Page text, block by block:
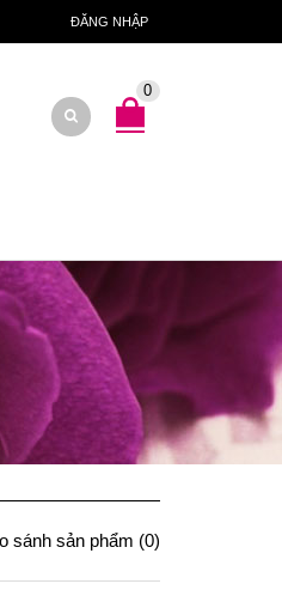
ĐĂNG NHẬP
0
sánh sản phẩm (0)